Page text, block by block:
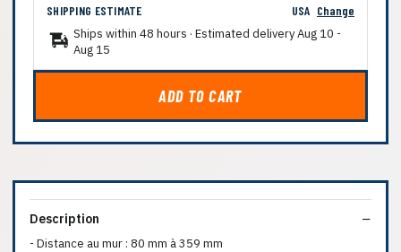
SHIPPING ESTIMATE
USA Change
Ships within 48 hours · Estimated deliveryAug 10 -
Aug 15
ADD TO CART
Description
- Distance au mur : 80 mm à 359 mm